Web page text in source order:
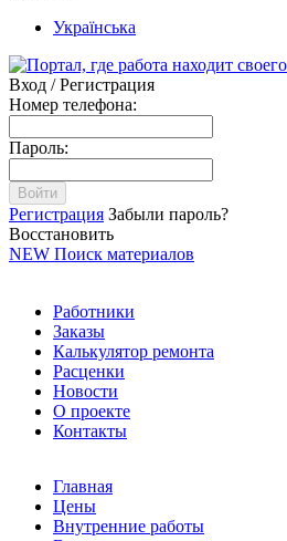
Українська
Вход / Регистрация
Номер телефона:
Пароль:
Войти
Регистрация Забыли пароль?
Восстановить
NEW Поиск материалов
Работники
Заказы
Калькулятор ремонта
Расценки
Новости
О проекте
Контакты
Главная
Цены
Внутренние работы